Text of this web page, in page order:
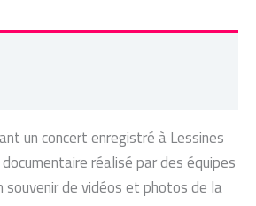
un concert enregistré à Lessines
réalisé par des équipes
souvenir de vidéos et photos de la